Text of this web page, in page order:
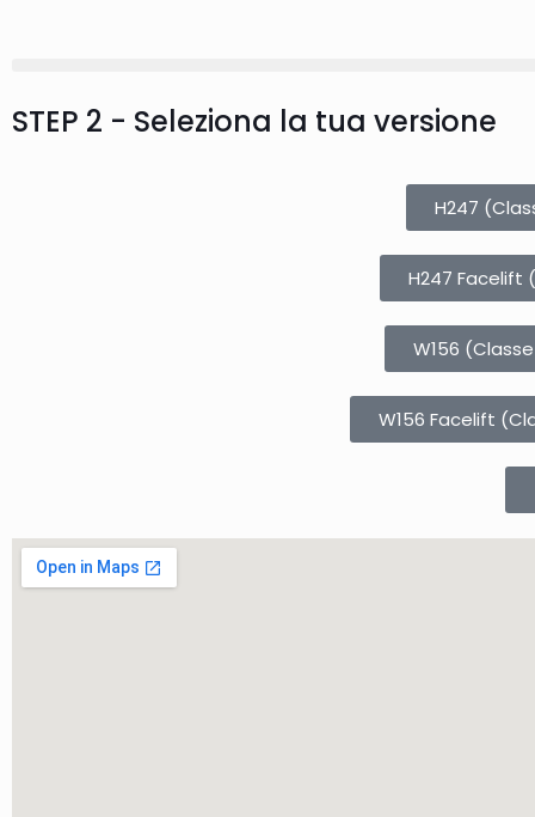
STEP 2 - Seleziona la tua versione
H247
H247 Facelift
W156
W156 Facelift